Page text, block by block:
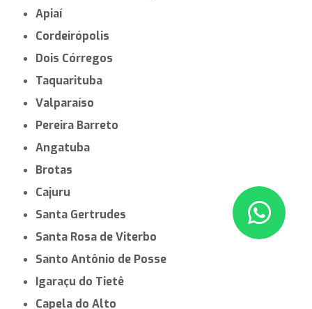
Apiaí
Cordeirópolis
Dois Córregos
Taquarituba
Valparaíso
Pereira Barreto
Angatuba
Brotas
Cajuru
Santa Gertrudes
Santa Rosa de Viterbo
Santo Antônio de Posse
Igaraçu do Tietê
Capela do Alto